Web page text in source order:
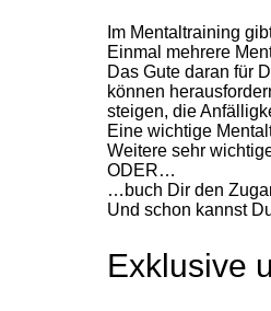
Im Mentaltraining
Einmal mehrere
Das Gute daran für
können
steigen, die
Eine wichtige
Weitere sehr
ODER…
…buch Dir den
Und schon kannst
Exklusive